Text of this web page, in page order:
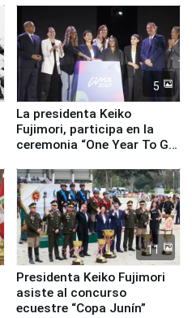
equipamiento para
Serenazgo
5
La presidenta Keiko
Fujimori, participa en la
ceremonia “One Year To Go
11
Presidenta Keiko Fujimori
asiste al concurso
ecuestre “Copa Junín”